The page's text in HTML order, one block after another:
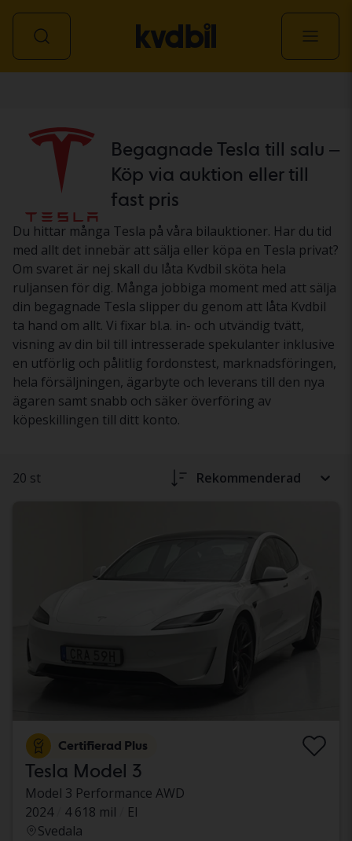
Begagnade Tesla till salu –
Köp via auktion eller till
fast pris
Du hittar många Tesla på våra bilauktioner. Har du tid
med allt det innebär att sälja eller köpa en Tesla privat?
Om svaret är nej skall du låta Kvdbil sköta hela
ruljansen för dig. Många jobbiga moment med att sälja
din begagnade Tesla slipper du genom att låta Kvdbil
ta hand om allt. Vi fixar bl.a. in- och utvändig tvätt,
visning av din bil till intresserade spekulanter inklusive
en utförlig och pålitlig fordonstest, marknadsföringen,
hela försäljningen, ägarbyte och leverans till den nya
ägaren samt snabb och säker överföring av
köpeskillingen till ditt konto.
20 st Rekommenderad
Certifierad Plus
Tesla Model 3
Model 3 Performance AWD
2024
4 618 mil
El
Svedala